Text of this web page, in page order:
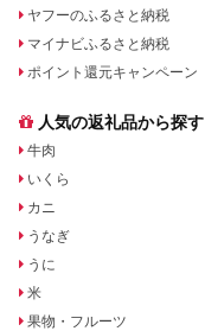
ヤフーのふるさと納税
マイナビふるさと納税
ポイント還元キャンペーン
人気の返礼品から探す
牛肉
いくら
カニ
うなぎ
うに
米
果物・フルーツ